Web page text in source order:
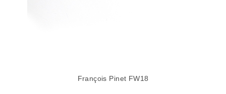
François Pinet FW18